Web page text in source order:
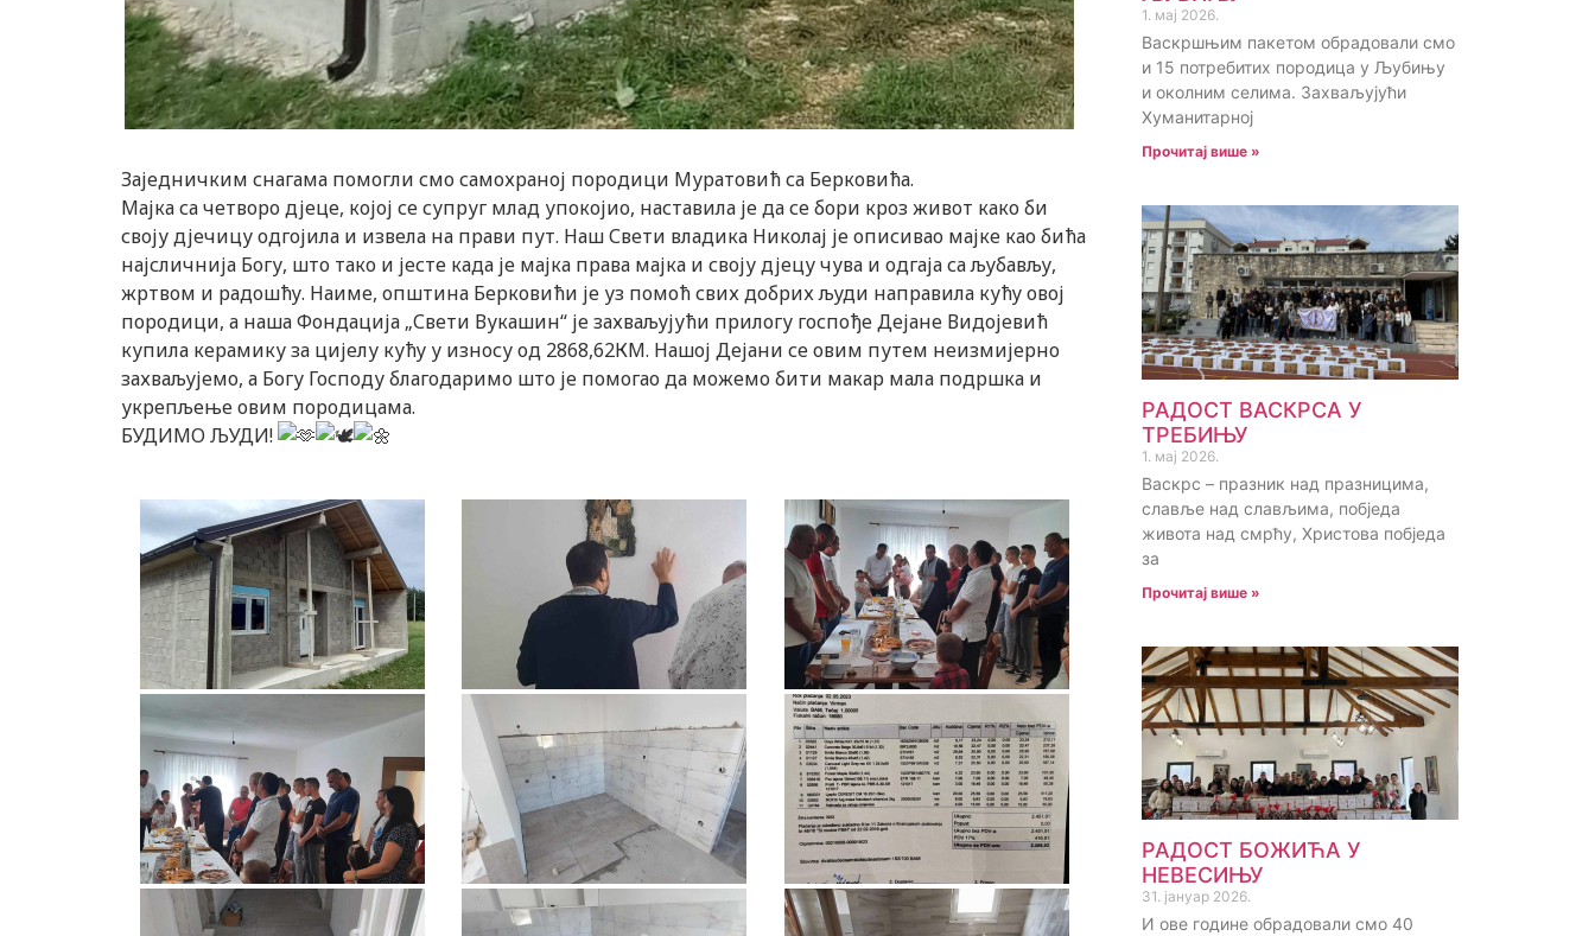
Заједничким снагама помогли смо самохраној породици Муратовић са Берковића.
Мајка са четворо дјеце, којој се супруг млад упокојио, наставила је да се бори кроз живот како би
своју дјечицу одгојила и извела на прави пут. Наш Свети владика Николај је описивао мајке као бића
најсличнија Богу, што тако и јесте када је мајка права мајка и своју дјецу чува и одгаја са љубављу,
жртвом и радошћу. Наиме, општина Берковићи је уз помоћ свих добрих људи направила кућу овој
породици, а наша Фондација „Свети Вукашин“ је захваљујући прилогу госпође Дејане Видојевић
купила керамику за цијелу кућу у износу од 2868,62КМ. Нашој Дејани се овим путем неизмијерно
захваљујемо, а Богу Господу благодаримо што је помогао да можемо бити макар мала подршка и
укрепљење овим породицама.
БУДИМО ЉУДИ!
1. мај 2026.
Васкршњим пакетом обрадовали смо
и 15 потребитих породица у Љубињу
и околним селима. Захваљујући
Хуманитарној
Прочитај више »
РАДОСТ ВАСКРСА У
ТРЕБИЊУ
1. мај 2026.
Васкрс – празник над празницима,
славље над слављима, побједа
живота над смрћу, Христова побједа
за
Прочитај више »
РАДОСТ БОЖИЋА У
НЕВЕСИЊУ
31. јануар 2026.
И ове године обрадовали смо 40